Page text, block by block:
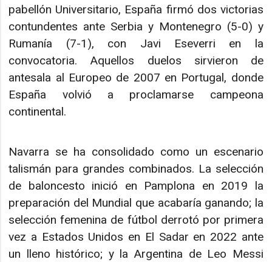
pabellón Universitario, España firmó dos victorias
contundentes ante Serbia y Montenegro (5-0) y
Rumanía (7-1), con Javi Eseverri en la
convocatoria. Aquellos duelos sirvieron de
antesala al Europeo de 2007 en Portugal, donde
España volvió a proclamarse campeona
continental.
Navarra se ha consolidado como un escenario
talismán para grandes combinados. La selección
de baloncesto inició en Pamplona en 2019 la
preparación del Mundial que acabaría ganando; la
selección femenina de fútbol derrotó por primera
vez a Estados Unidos en El Sadar en 2022 ante
un lleno histórico; y la Argentina de Leo Messi